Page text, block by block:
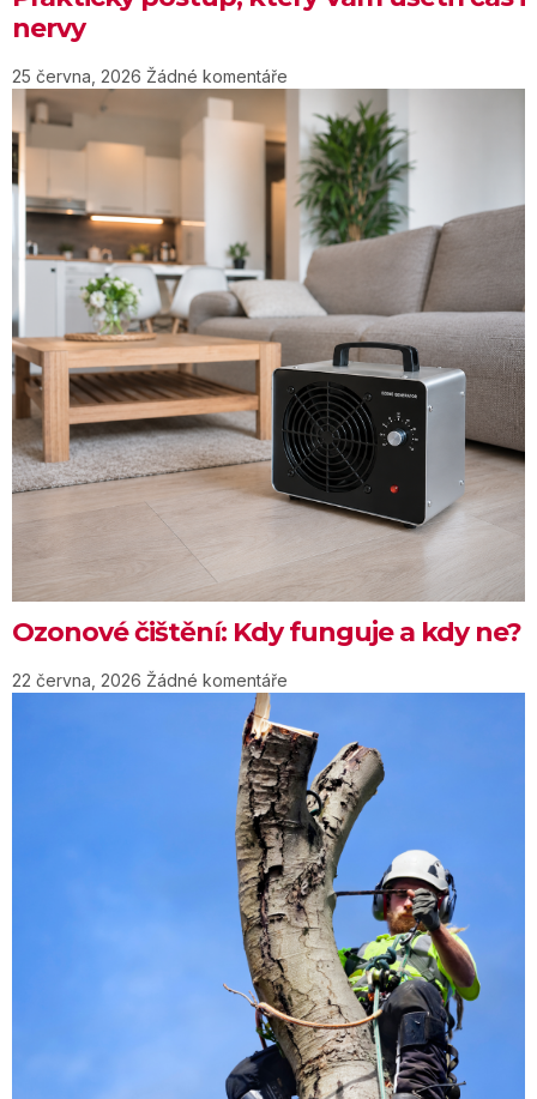
nervy
25 června, 2026 Žádné komentáře
Ozonové čištění: Kdy funguje a kdy ne?
22 června, 2026 Žádné komentáře